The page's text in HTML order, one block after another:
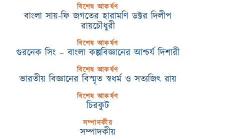
বিশেষ আকর্ষণ
বাংলা সায়-ফি জগতের হারামণি ডক্টর দিলীপ
রায়চৌধুরী
বিশেষ আকর্ষণ
গুরনেক সিং – বাংলা কল্পবিজ্ঞানের আশ্চর্য দিশারী
বিশেষ আকর্ষণ
ভারতীয় বিজ্ঞানের বিস্মৃত স্বধর্ম ও সত্যজিৎ রায়
বিশেষ আকর্ষণ
চিরকুট
সম্পাদকীয়
সম্পাদকীয়